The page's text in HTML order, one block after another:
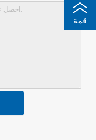
قمة